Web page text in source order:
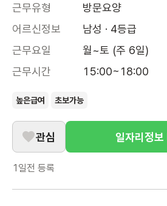
근무유형
방문요양
어르신정보
남성 · 4등급
근무요일
월~토 (주 6일)
근무시간
15:00~18:00
높은급여 초보가능
관심 일자리정보
1일전 등록